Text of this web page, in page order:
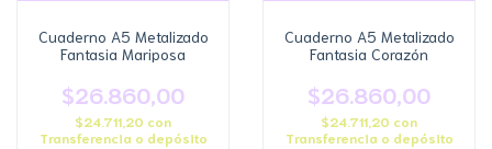
Cuaderno A5 Metalizado
Fantasia Mariposa
$26.860,00
$24.711,20 con
Transferencia o depósito
Cuaderno A5 Metalizado
Fantasia Corazón
$26.860,00
$24.711,20 con
Transferencia o depósito